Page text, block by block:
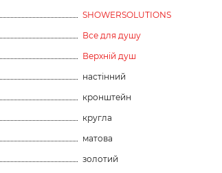
SHOWERSOLUTIONS
Все для душу
Верхній душ
настінний
кронштейн
кругла
матова
золотий